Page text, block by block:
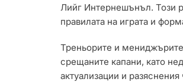
Лийг Интернешънъл. Този
правилата на играта и
Треньорите и мениджърите
срещаните капани, като
актуализации и